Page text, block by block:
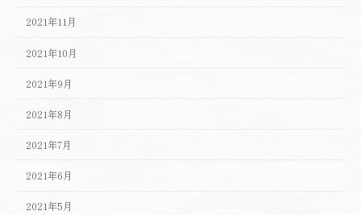
2021年11月
2021年10月
2021年9月
2021年8月
2021年7月
2021年6月
2021年5月